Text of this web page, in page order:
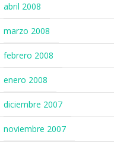
abril 2008
marzo 2008
febrero 2008
enero 2008
diciembre 2007
noviembre 2007